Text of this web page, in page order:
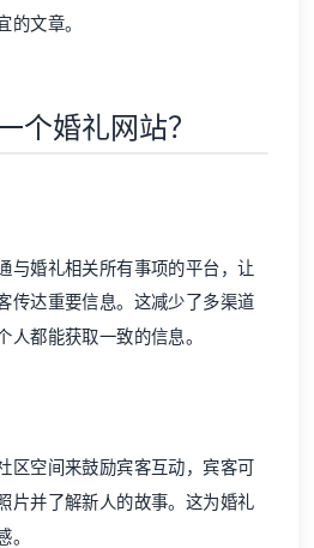
文章。
个婚礼网站？
与婚礼相关所有事项的平台，让
传达重要信息。这减少了多渠道
都能获取一致的信息。
区空间来鼓励宾客互动，宾客可
片并了解新人的故事。这为婚礼